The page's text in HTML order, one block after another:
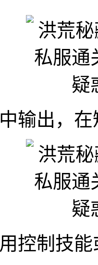
输出，
控制技